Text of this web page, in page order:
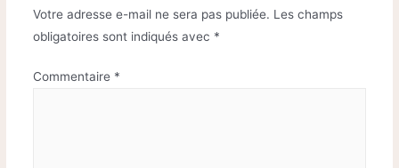
Votre adresse e-mail ne sera pas publiée. Les champs
obligatoires sont indiqués avec *
Commentaire *